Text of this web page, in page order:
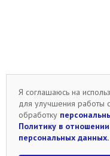
Я соглашаюсь на
для улучшения работы
обработку
Политику в
персональных данных.